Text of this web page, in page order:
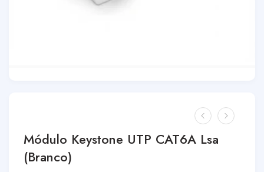
Módulo Keystone UTP CAT6A Lsa
(Branco)